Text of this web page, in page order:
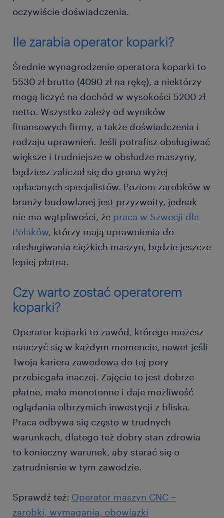
oczywiście doświadczenia.
Ile zarabia operator koparki?
Średnie wynagrodzenie operatora koparki to
5530 zł brutto (4090 zł na rękę), a niektórzy
mogą liczyć na dochód w wysokości 5200 zł
netto. Wszystko zależy od wyników
finansowych firmy, a także doświadczenia i
rodzaju uprawnień. Jeśli potrafisz obsługiwać
większe i trudniejsze w obsłudze maszyny,
będziesz zaliczał się do grona wyżej
opłacanych specjalistów. Poziom zarobków w
branży budowlanej jest przyzwoity, jednak
nie ma wątpliwości, że praca w Szwecji dla
Polaków, którzy mają uprawnienia do
obsługiwania ciężkich maszyn, będzie jeszcze
lepiej płatna.
Czy warto zostać operatorem
koparki?
Operator koparki to zawód, którego możesz
nauczyć się w każdym momencie, nawet jeśli
Twoja kariera zawodowa do tej pory
przebiegała inaczej. Zajęcie to jest dobrze
płatne, mało monotonne i daje możliwość
oglądania olbrzymich inwestycji z bliska.
Praca odbywa się często w trudnych
warunkach, dlatego też dobry stan zdrowia
to konieczny warunek, aby starać się o
zatrudnienie w tym zawodzie.
Sprawdź też: Operator maszyn CNC –
zarobki, wymagania, obowiązki